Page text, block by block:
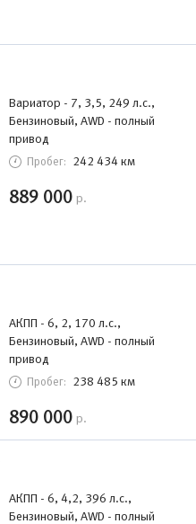
Вариатор - 7, 3,5, 249 л.с.,
Бензиновый, AWD - полный
привод
Пробег: 242 434 км
889 000 р.
АКПП - 6, 2, 170 л.с.,
Бензиновый, AWD - полный
привод
Пробег: 238 485 км
890 000 р.
АКПП - 6, 4,2, 396 л.с.,
Бензиновый, AWD - полный